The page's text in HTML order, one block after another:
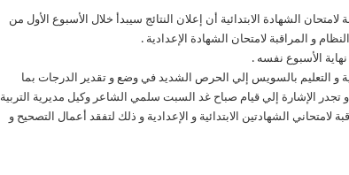
الشهادة الابتدائية أن إعلان النتائج سيبدأ خلال الأسبوع الأول من
و المراقبة لامتحان الشهادة الإعدادية .
الأسبوع نفسه .
و التعليم بالسويس إلي الحرص الشديد في وضع و تقدير الدرجات بما
الإشارة إلي قيام صباح غد السبت سلمي الشاعر وكيل مديرية التربية
لامتحاني الشهادتين الابتدائية و الإعدادية و ذلك لتفقد أعمال التصحيح و